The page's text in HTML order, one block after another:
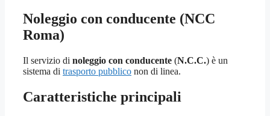
Noleggio con conducente (NCC
Roma)
Il servizio di noleggio con conducente (N.C.C.) è un
sistema di trasporto pubblico non di linea.
Caratteristiche principali